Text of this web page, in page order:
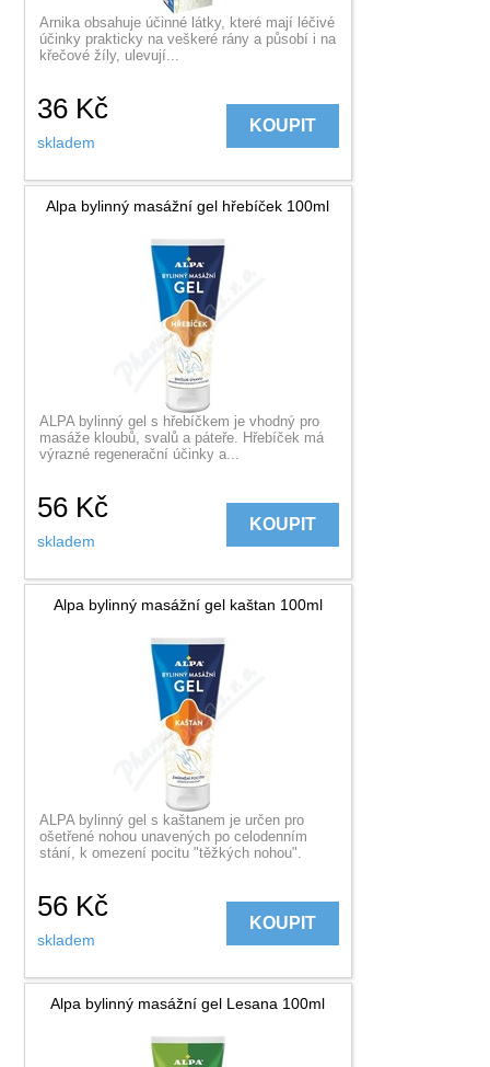
Arnika obsahuje účinné látky, které mají léčivé
účinky prakticky na veškeré rány a působí i na
křečové žíly, ulevují...
36 Kč
skladem
KOUPIT
Alpa bylinný masážní gel hřebíček 100ml
ALPA bylinný gel s hřebíčkem je vhodný pro
masáže kloubů, svalů a páteře. Hřebíček má
výrazné regenerační účinky a...
56 Kč
skladem
KOUPIT
Alpa bylinný masážní gel kaštan 100ml
ALPA bylinný gel s kaštanem je určen pro
ošetřené nohou unavených po celodenním
stání, k omezení pocitu "těžkých nohou".
56 Kč
skladem
KOUPIT
Alpa bylinný masážní gel Lesana 100ml